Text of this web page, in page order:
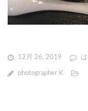
12月 26, 2019 は
photographer K